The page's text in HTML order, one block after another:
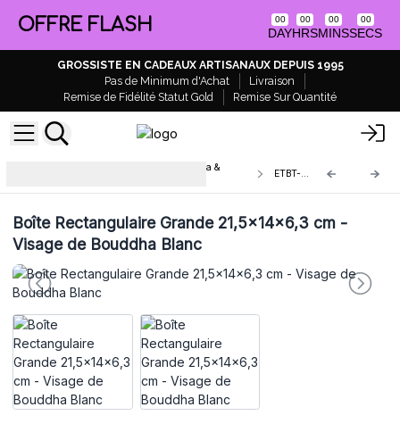
OFFRE FLASH 00
DAY
00
HRS
00
MINS
00
SECS
GROSSISTE EN CADEAUX ARTISANAUX DEPUIS 1995
Pas de Minimum d'Achat
Livraison
Remise de Fidélité Statut Gold
Remise Sur Quantité
Boîtes et Plateaux en Bois Bouddha &
ETBT-09
Boîte Rectangulaire Grande 21,5x14x6,3 cm -
Visage de Bouddha Blanc